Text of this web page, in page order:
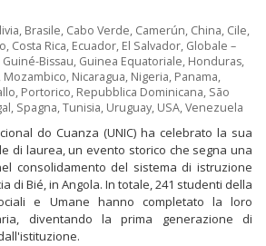
, Brasile, Cabo Verde, Camerún, China, Cile,
, Costa Rica, Ecuador, El Salvador, Globale –
Guiné-Bissau, Guinea Equatoriale, Honduras,
, Mozambico, Nicaragua, Nigeria, Panama,
, Portorico, Repubblica Dominicana, São
, Spagna,Tunisia, Uruguay, USA,Venezuela
do Cuanza (UNIC) ha celebrato la sua
di laurea, un evento storico che segna una
consolidamento del sistema di istruzione
di Bié, in Angola. In totale, 241 studenti della
e Umane hanno completato la loro
diventando la prima generazione di